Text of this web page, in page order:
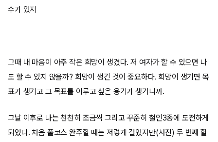
수가 있지
그때 내 마음이 아주 작은 희망이 생겼다. 저 여자가 할 수 있으면 나
도 할 수 있지 않을까? 희망이 생긴 것이 중요하다. 희망이 생기면 목
표가 생기고 그 목표를 이루고 싶은 용기가 생기니까.
그날 이후로 나는 천천히 조금씩 그리고 꾸준히 철인3종에 도전하게
되었다. 처음 풀코스 완주할 때는 저렇게 걸었지만(사진) 두 번째 할